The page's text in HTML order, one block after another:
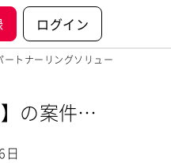
ログイン
トナーリングソリューションズ株
の案件・
日